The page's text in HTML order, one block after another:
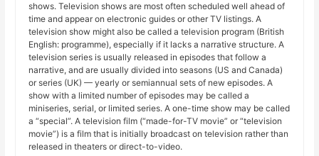
shows. Television shows are most often scheduled well ahead of
time and appear on electronic guides or other TV listings. A
television show might also be called a television program (British
English: programme), especially if it lacks a narrative structure. A
television series is usually released in episodes that follow a
narrative, and are usually divided into seasons (US and Canada)
or series (UK) — yearly or semiannual sets of new episodes. A
show with a limited number of episodes may be called a
miniseries, serial, or limited series. A one-time show may be called
a “special”. A television film (“made-for-TV movie” or “television
movie”) is a film that is initially broadcast on television rather than
released in theaters or direct-to-video.